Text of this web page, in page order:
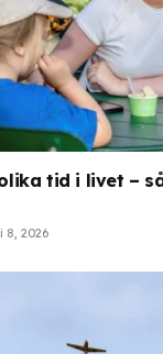
tid i livet –
8, 2026